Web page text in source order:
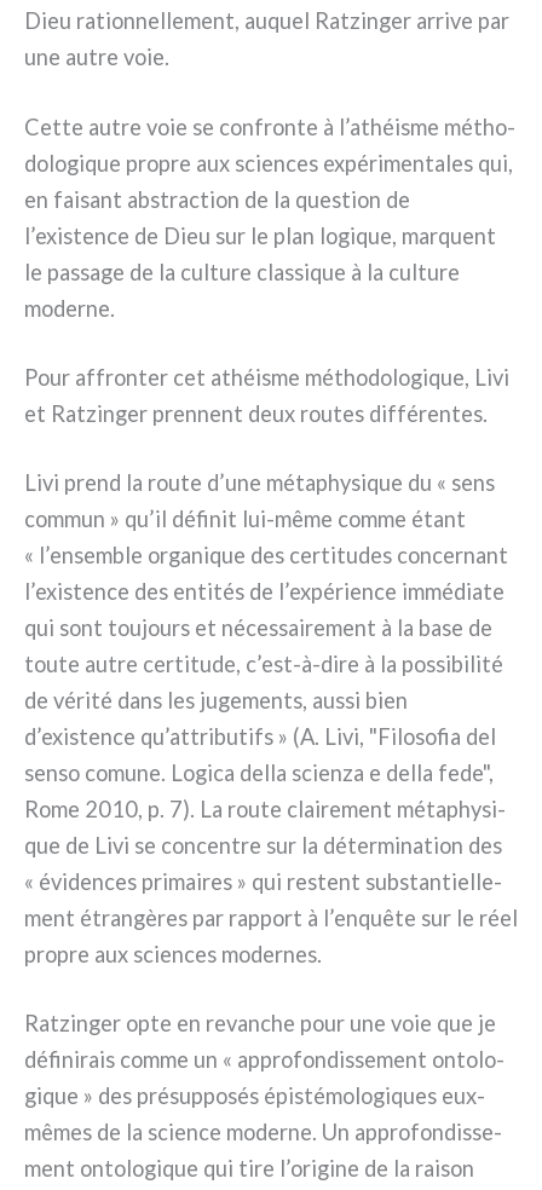
Dieu ration­nel­le­ment, auquel Ratzinger arri­ve par
une autre voie.
Cette autre voie se con­fron­te à l’athéisme métho­
do­lo­gi­que pro­pre aux scien­ces expé­ri­men­ta­les qui,
en fai­sant abstrac­tion de la que­stion de
l’existence de Dieu sur le plan logi­que, mar­quent
le pas­sa­ge de la cul­tu­re clas­si­que à la cul­tu­re
moder­ne.
Pour affron­ter cet athéi­sme métho­do­lo­gi­que, Livi
et Ratzinger pren­nent deux rou­tes dif­fé­ren­tes.
Livi prend la rou­te d’une méta­phy­si­que du « sens
com­mun » qu’il défi­nit lui-même com­me étant
« l’ensemble orga­ni­que des cer­ti­tu­des con­cer­nant
l’existence des enti­tés de l’expérience immé­dia­te
qui sont tou­jours et néces­sai­re­ment à la base de
tou­te autre cer­ti­tu­de, c’est-à-dire à la pos­si­bi­li­té
de véri­té dans les juge­men­ts, aus­si bien
d’existence qu’attributifs » (A. Livi, "Filosofia del
sen­so comu­ne. Logica del­la scien­za e del­la fede",
Rome 2010, p. 7). La rou­te clai­re­ment méta­phy­si­
que de Livi se con­cen­tre sur la déter­mi­na­tion des
« évi­den­ces pri­mai­res » qui restent sub­stan­tiel­le­
ment étran­gè­res par rap­port à l’enquête sur le réel
pro­pre aux scien­ces moder­nes.
Ratzinger opte en revan­che pour une voie que je
défi­ni­rais com­me un « appro­fon­dis­se­ment onto­lo­
gi­que » des pré­sup­po­sés épi­sté­mo­lo­gi­ques eux-
mêmes de la scien­ce moder­ne. Un appro­fon­dis­se­
ment onto­lo­gi­que qui tire l’origine de la rai­son